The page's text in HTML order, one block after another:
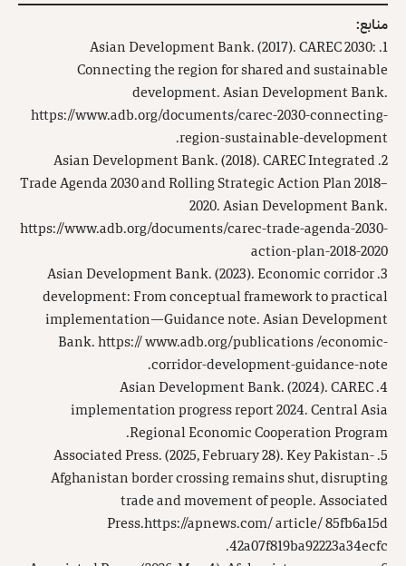
منابع:
1. Asian Development Bank. (2017). CAREC 2030:
Connecting the region for shared and sustainable
development. Asian Development Bank.
https://www.adb.org/documents/carec-2030-connecting-
region-sustainable-development.
2. Asian Development Bank. (2018). CAREC Integrated
Trade Agenda 2030 and Rolling Strategic Action Plan 2018–
2020. Asian Development Bank.
https://www.adb.org/documents/carec-trade-agenda-2030-
action-plan-2018-2020
3. Asian Development Bank. (2023). Economic corridor
development: From conceptual framework to practical
implementation—Guidance note. Asian Development
Bank. https:// www.adb.org/publications /economic-
corridor-development-guidance-note.
4. Asian Development Bank. (2024). CAREC
implementation progress report 2024. Central Asia
Regional Economic Cooperation Program.
5. Associated Press. (2025, February 28). Key Pakistan-
Afghanistan border crossing remains shut, disrupting
trade and movement of people. Associated
Press.https://apnews.com/ article/ 85fb6a15d
42a07f819ba92223a34ecfc.